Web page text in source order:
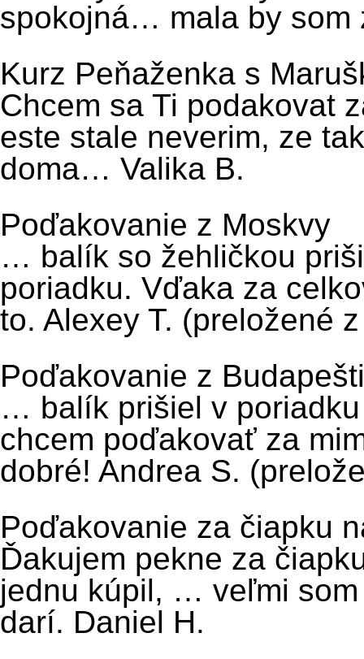
spokojná… mala by som
Kurz Peňaženka s
Chcem sa Ti podakovat
este stale neverim, ze
doma… Valika B.
Poďakovanie z Moskvy
… balík so žehličkou
poriadku. Vďaka za
to. Alexey T. (preložené
Poďakovanie z Budapešti
… balík prišiel v
chcem poďakovať za
dobré! Andrea S.
Poďakovanie za čiapku
Ďakujem pekne za
jednu kúpil, … veľmi
darí. Daniel H.